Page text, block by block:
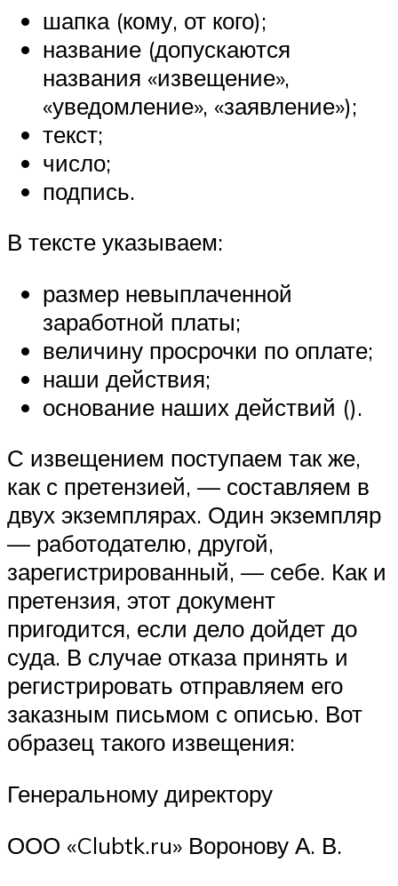
шапка (кому, от кого);
название (допускаются
названия «извещение»,
«уведомление», «заявление»);
текст;
число;
подпись.
В тексте указываем:
размер невыплаченной
заработной платы;
величину просрочки по оплате;
наши действия;
основание наших действий ().
С извещением поступаем так же,
как с претензией, — составляем в
двух экземплярах. Один экземпляр
— работодателю, другой,
зарегистрированный, — себе. Как и
претензия, этот документ
пригодится, если дело дойдет до
суда. В случае отказа принять и
регистрировать отправляем его
заказным письмом с описью. Вот
образец такого извещения:
Генеральному директору
ООО «Clubtk.ru» Воронову А. В.